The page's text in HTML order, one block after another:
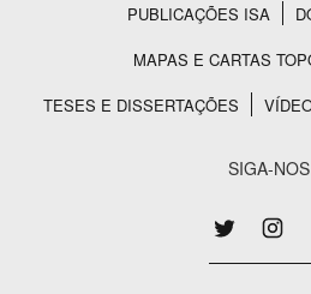
Rodapé
PUBLICAÇÕES ISA
MAPAS E CARTAS
TESES E DISSERTAÇÕES
SIGA-NOS